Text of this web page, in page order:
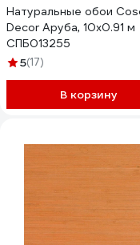
Натуральные обои
Decor Аруба, 10x0.91 м
СПБ013255
5(17)
В корзину